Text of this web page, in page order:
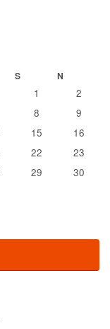
S N
1
2
8
9
15
16
22
23
29
30